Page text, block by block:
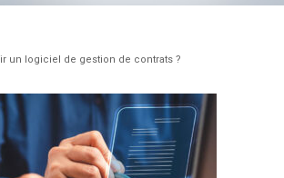
un logiciel de gestion de contrats ?